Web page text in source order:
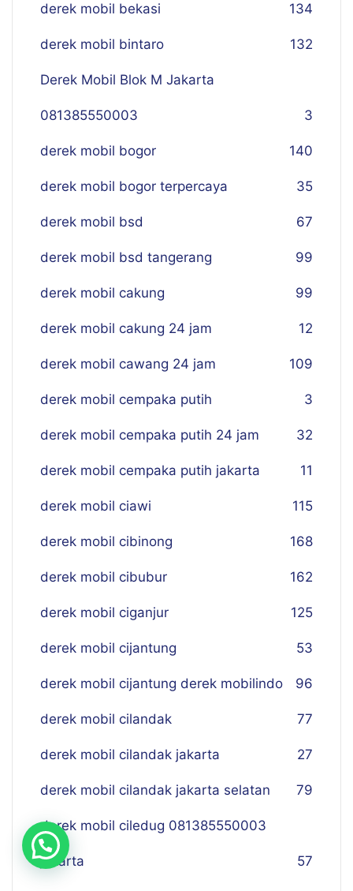
derek mobil bekasi 134
derek mobil bintaro 132
Derek Mobil Blok M Jakarta
081385550003 3
derek mobil bogor 140
derek mobil bogor terpercaya 35
derek mobil bsd 67
derek mobil bsd tangerang 99
derek mobil cakung 99
derek mobil cakung 24 jam 12
derek mobil cawang 24 jam 109
derek mobil cempaka putih 3
derek mobil cempaka putih 24 jam 32
derek mobil cempaka putih jakarta 11
derek mobil ciawi 115
derek mobil cibinong 168
derek mobil cibubur 162
derek mobil ciganjur 125
derek mobil cijantung 53
derek mobil cijantung derek mobilindo 96
derek mobil cilandak 77
derek mobil cilandak jakarta 27
derek mobil cilandak jakarta selatan 79
derek mobil ciledug 081385550003
jakarta 57